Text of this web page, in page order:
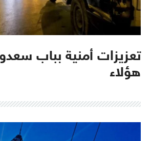
تعزيزات أمنية بباب
هؤلاء